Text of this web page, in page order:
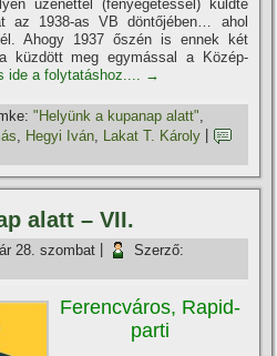
üzenettel (fenyegetéssel) küldte
az 1938-as VB döntőjében… ahol
Ahogy 1937 őszén is ennek két
küzdött meg egymással a Közép-
ide a folytatáshoz.... →
"Helyünk a kupanap alatt"
Hegyi Iván Lakat T. Károly
alatt – VII.
28. szombat
Szerző:
Ferencváros, Rapid-
parti